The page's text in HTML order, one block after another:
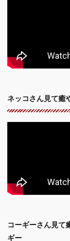
ネッコさん見て癒
コーギーさん見
ギー